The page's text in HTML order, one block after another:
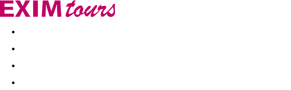
Akční nabídky Last minute